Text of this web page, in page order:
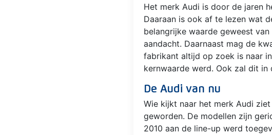
Het merk Audi is door de jaren
Daaraan is ook af te lezen wat
belangrijke waarde geweest
aandacht. Daarnaast mag de
fabrikant altijd op zoek is naar
kernwaarde werd. Ook zal dit
De Audi van nu
Wie kijkt naar het merk Audi
geworden. De modellen zijn
2010 aan de line-up werd